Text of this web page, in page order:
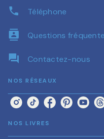
phone Téléphone
contacts Questions
question_answer Contactez-nous
NOS RÉSEAUX
NOS LIVRES